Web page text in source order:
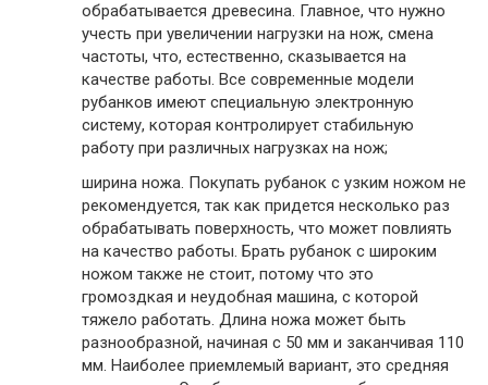
обрабатывается древесина. Главное, что нужно
учесть при увеличении нагрузки на нож, смена
частоты, что, естественно, сказывается на
качестве работы. Все современные модели
рубанков имеют специальную электронную
систему, которая контролирует стабильную
работу при различных нагрузках на нож;
ширина ножа. Покупать рубанок с узким ножом не
рекомендуется, так как придется несколько раз
обрабатывать поверхность, что может повлиять
на качество работы. Брать рубанок с широким
ножом также не стоит, потому что это
громоздкая и неудобная машина, с которой
тяжело работать. Длина ножа может быть
разнообразной, начиная с 50 мм и заканчивая 110
мм. Наиболее приемлемый вариант, это средняя